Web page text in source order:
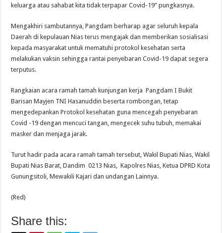
keluarga atau sahabat kita tidak terpapar Covid-19” pungkasnya.
Mengakhiri sambutannya, Pangdam berharap agar seluruh kepala
Daerah di kepulauan Nias terus mengajak dan memberikan sosialisasi
kepada masyarakat untuk mematuhi protokol kesehatan serta
melakukan vaksin sehingga rantai penyebaran Covid-19 dapat segera
terputus.
Rangkaian acara ramah tamah kunjungan kerja Pangdam I Bukit
Barisan Mayjen TNI Hasanuddin beserta rombongan, tetap
mengedepankan Protokol kesehatan guna mencegah penyebaran
Covid -19 dengan mencuci tangan, mengecek suhu tubuh, memakai
masker dan menjaga jarak.
Turut hadir pada acara ramah tamah tersebut, Wakil Bupati Nias, Wakil
Bupati Nias Barat, Dandim 0213 Nias, Kapolres Nias, Ketua DPRD Kota
Gunungsitoli, Mewakili Kajari dan undangan Lainnya.
(Red)
Share this: